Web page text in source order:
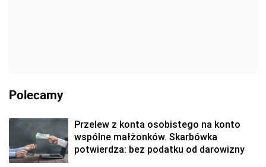
Polecamy
Przelew z konta osobistego na konto
wspólne małżonków. Skarbówka
potwierdza: bez podatku od darowizny